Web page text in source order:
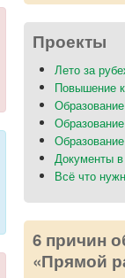
Проекты
Лето за
Повышение
Документы
Всё что
6 причин
«Прямой